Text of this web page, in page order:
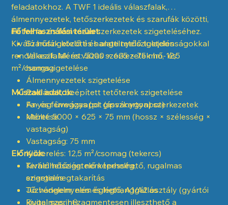
feladatokhoz. A TWF 1 ideális válaszfalak,
álmennyezetek, tetőszerkezetek és szarufák közötti,
illetve fa- és fémvázas szerkezetek szigeteléséhez.
Kiváló hőszigetelő és hangelnyelő tulajdonságokkal
rendelkezik. Méret: 5000 × 625 × 75 mm, 12,5
m²/csomag.
Fő felhasználási terület:
Szarufák közötti és alatti tetőszigetelés
Válaszfalak és vázas szerkezetek hő- és
hangszigetelése
Álmennyezetek szigetelése
Padlások, beépített tetőterek szigetelése
Fa- és fémvázas (pl. gipszkarton) szerkezetek
kitöltése
Műszaki adatok:
Anyag: üveggyapot (ásványgyapot)
Méret: 5000 × 625 × 75 mm (hossz × szélesség ×
vastagság)
Vastagság: 75 mm
Kiszerelés: 12,5 m²/csomag (tekercs)
Terhelhetőség: nem terhelhető, rugalmas
szigetelés
Tűzvédelem: nem éghető, A1/A2 osztály (gyártói
kivitel szerint)
Előnyök:
Kiváló hőszigetelő képesség,
energiamegtakarítás
Jó hangelnyelés és léghanggátlás
Rugalmas, hézagmentesen illeszthető a